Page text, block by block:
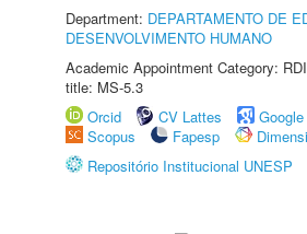
Department: DEPARTAMENTO DE
DESENVOLVIMENTO HUMANO
Academic Appointment Category:
title: MS-5.3
Orcid
CV Lattes
Scopus
Fapesp
Repositório Institucional UNESP